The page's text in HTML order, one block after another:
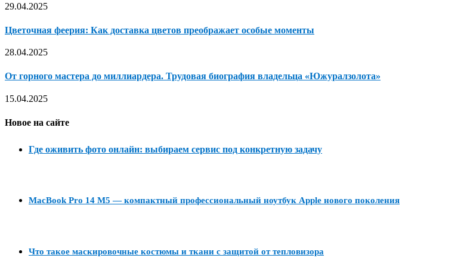
29.04.2025
Цветочная феерия: Как доставка цветов преображает особые моменты
28.04.2025
От горного мастера до миллиардера. Трудовая биография владельца «Южуралзолота»
15.04.2025
Новое на сайте
Где оживить фото онлайн: выбираем сервис под конкретную задачу
MacBook Pro 14 M5 — компактный профессиональный ноутбук Apple нового поколения
Что такое маскировочные костюмы и ткани с защитой от тепловизора